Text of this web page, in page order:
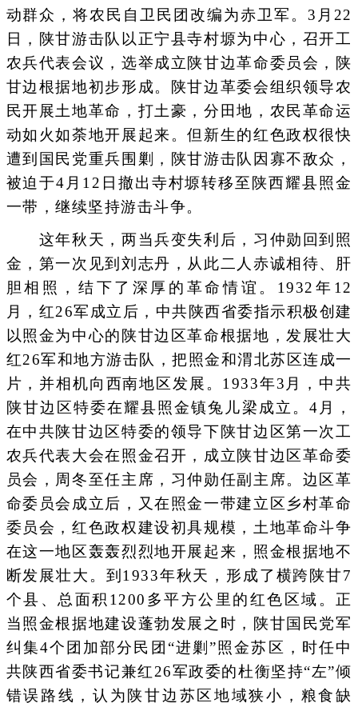
动群众，将农民自卫民团改编为赤卫军。3月22
日，陕甘游击队以正宁县寺村塬为中心，召开工
农兵代表会议，选举成立陕甘边革命委员会，陕
甘边根据地初步形成。陕甘边革委会组织领导农
民开展土地革命，打土豪，分田地，农民革命运
动如火如荼地开展起来。但新生的红色政权很快
遭到国民党重兵围剿，陕甘游击队因寡不敌众，
被迫于4月12日撤出寺村塬转移至陕西耀县照金
一带，继续坚持游击斗争。
这年秋天，两当兵变失利后，习仲勋回到照
金，第一次见到刘志丹，从此二人赤诚相待、肝
胆相照，结下了深厚的革命情谊。1932年12
月，红26军成立后，中共陕西省委指示积极创建
以照金为中心的陕甘边区革命根据地，发展壮大
红26军和地方游击队，把照金和渭北苏区连成一
片，并相机向西南地区发展。1933年3月，中共
陕甘边区特委在耀县照金镇兔儿梁成立。4月，
在中共陕甘边区特委的领导下陕甘边区第一次工
农兵代表大会在照金召开，成立陕甘边区革命委
员会，周冬至任主席，习仲勋任副主席。边区革
命委员会成立后，又在照金一带建立区乡村革命
委员会，红色政权建设初具规模，土地革命斗争
在这一地区轰轰烈烈地开展起来，照金根据地不
断发展壮大。到1933年秋天，形成了横跨陕甘7
个县、总面积1200多平方公里的红色区域。正
当照金根据地建设蓬勃发展之时，陕甘国民党军
纠集4个团加部分民团“进剿”照金苏区，时任中
共陕西省委书记兼红26军政委的杜衡坚持“左”倾
错误路线，认为陕甘边苏区地域狭小，粮食缺